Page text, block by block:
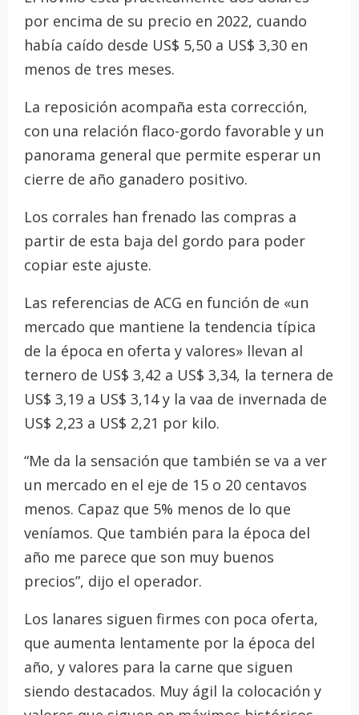
por encima de su precio en 2022, cuando
había caído desde US$ 5,50 a US$ 3,30 en
menos de tres meses.
La reposición acompaña esta corrección,
con una relación flaco-gordo favorable y un
panorama general que permite esperar un
cierre de año ganadero positivo.
Los corrales han frenado las compras a
partir de esta baja del gordo para poder
copiar este ajuste.
Las referencias de ACG en función de «un
mercado que mantiene la tendencia típica
de la época en oferta y valores» llevan al
ternero de US$ 3,42 a US$ 3,34, la ternera de
US$ 3,19 a US$ 3,14 y la vaa de invernada de
US$ 2,23 a US$ 2,21 por kilo.
“Me da la sensación que también se va a ver
un mercado en el eje de 15 o 20 centavos
menos. Capaz que 5% menos de lo que
veníamos. Que también para la época del
año me parece que son muy buenos
precios”, dijo el operador.
Los lanares siguen firmes con poca oferta,
que aumenta lentamente por la época del
año, y valores para la carne que siguen
siendo destacados. Muy ágil la colocación y